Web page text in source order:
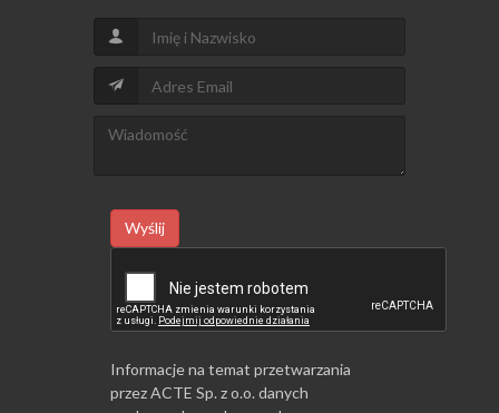
Wyślij
Informacje na temat przetwarzania
przez ACTE Sp. z o.o. danych